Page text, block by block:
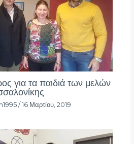
για τα παιδιά των μελών
/ 16 Μαρτίου, 2019